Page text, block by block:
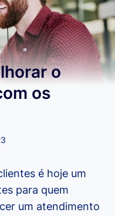
o
os
é hoje um
para quem
um atendimento